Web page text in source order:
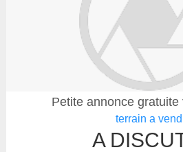
Petite annonce gratuite
terrain a
A